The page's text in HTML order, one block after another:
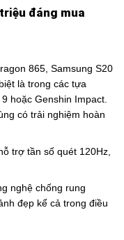
đáng mua
865, Samsung S20
là trong các tựa
hoặc Genshin Impact.
có trải nghiệm hoàn
trợ tần số quét 120Hz,
nghệ chống rung
đẹp kể cả trong điều